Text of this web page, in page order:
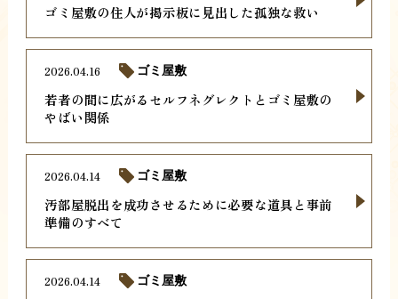
ゴミ屋敷の住人が掲示板に見出した孤独な救い
若者の間に広がるセルフネグレクトとゴミ屋敷の
やばい関係
2026.04.16 ゴミ屋敷
汚部屋脱出を成功させるために必要な道具と事前
準備のすべて
2026.04.14 ゴミ屋敷
2026.04.14 ゴミ屋敷